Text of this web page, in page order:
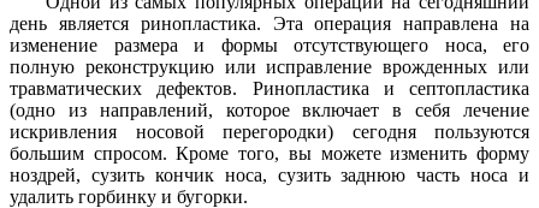
день является ринопластика. Эта операция направлена на
изменение размера и формы отсутствующего носа, его
полную реконструкцию или исправление врожденных или
травматических дефектов. Ринопластика и септопластика
(одно из направлений, которое включает в себя лечение
искривления носовой перегородки) сегодня пользуются
большим спросом. Кроме того, вы можете изменить форму
ноздрей, сузить кончик носа, сузить заднюю часть носа и
удалить горбинку и бугорки.